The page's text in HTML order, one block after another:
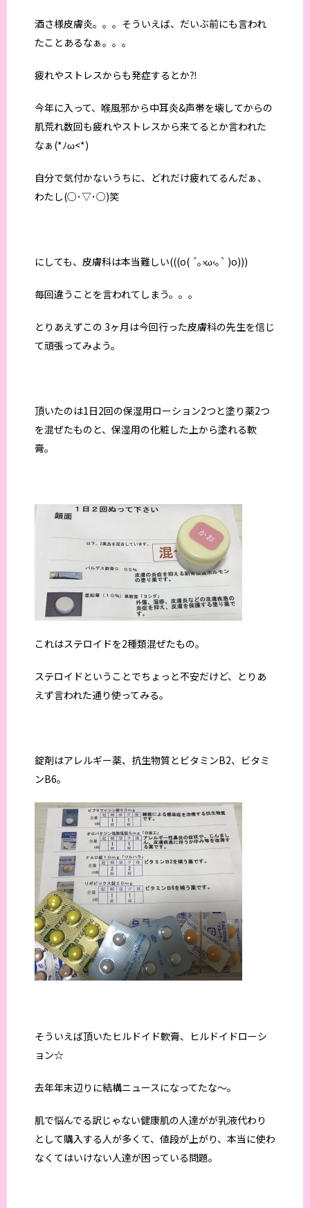
酒さ様皮膚炎。。。そういえば、だいぶ前にも言われ
たことあるなぁ。。。
疲れやストレスからも発症するとか⁈
今年に入って、喉風邪から中耳炎&声帯を壊してからの
肌荒れ数回も疲れやストレスから来てるとか言われた
なぁ(*ﾉω<*)
自分で気付かないうちに、どれだけ疲れてるんだぁ、
わたし(○･▽･○)笑
にしても、皮膚科は本当難しい(((o( ´｡›ω‹｡` )o)))
毎回違うことを言われてしまう。。。
とりあえずこの 3ヶ月は今回行った皮膚科の先生を信じ
て頑張ってみよう。
頂いたのは1日2回の保湿用ローション2つと塗り薬2つ
を混ぜたものと、保湿用の化粧した上から塗れる軟
膏。
これはステロイドを2種類混ぜたもの。
ステロイドということでちょっと不安だけど、とりあ
えず言われた通り使ってみる。
錠剤はアレルギー薬、抗生物質とビタミンB2、ビタミ
ンB6。
そういえば頂いたヒルドイド軟膏、ヒルドイドローシ
ョン☆
去年年末辺りに結構ニュースになってたな〜。
肌で悩んでる訳じゃない健康肌の人達がが乳液代わり
として購入する人が多くて、値段が上がり、本当に使わ
なくてはいけない人達が困っている問題。